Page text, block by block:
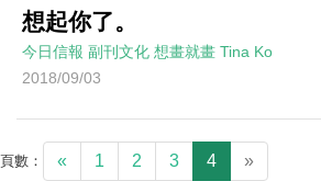
想起你了。
今日信報 副刊文化 想畫就畫 Tina Ko
2018/09/03
頁數： « 1 2 3 4 »